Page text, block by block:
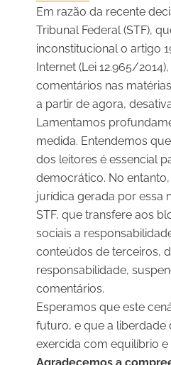
Em razão da recente
Tribunal Federal (STF),
inconstitucional o artigo
Internet (Lei 12.965/
comentários nas
a partir de agora,
Lamentamos
medida. Entendemos
dos leitores é essencial
democrático. No
jurídica gerada por essa
STF, que transfere aos
sociais a
conteúdos de terceiros,
responsabilidade,
comentários.
Esperamos que este
futuro, e que a liberdade
exercida com equilíbrio